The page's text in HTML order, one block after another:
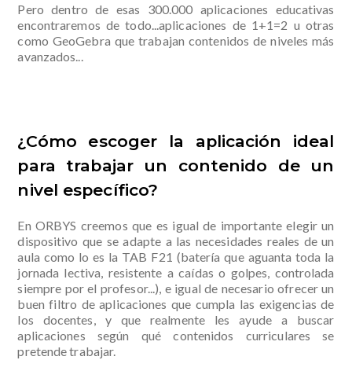
Pero dentro de esas 300.000 aplicaciones educativas
encontraremos de todo...aplicaciones de 1+1=2 u otras
como GeoGebra que trabajan contenidos de niveles más
avanzados...
¿Cómo escoger la aplicación ideal
para trabajar un contenido de un
nivel específico?
En ORBYS creemos que es igual de importante elegir un
dispositivo que se adapte a las necesidades reales de un
aula como lo es la TAB F21 (batería que aguanta toda la
jornada lectiva, resistente a caídas o golpes, controlada
siempre por el profesor...), e igual de necesario ofrecer un
buen filtro de aplicaciones que cumpla las exigencias de
los docentes, y que realmente les ayude a buscar
aplicaciones según qué contenidos curriculares se
pretende trabajar.